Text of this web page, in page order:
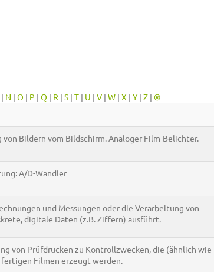
| N | O | P | Q | R | S | T | U | V | W | X | Y | Z | ®
von Bildern vom Bildschirm. Analoger Film-Belichter.
A/D-Wandler
und Messungen oder die Verarbeitung von
digitale Daten (z.B. Ziffern) ausführt.
von Prüfdrucken zu Kontrollzwecken, die (ähnlich wie
fertigen Filmen erzeugt werden.